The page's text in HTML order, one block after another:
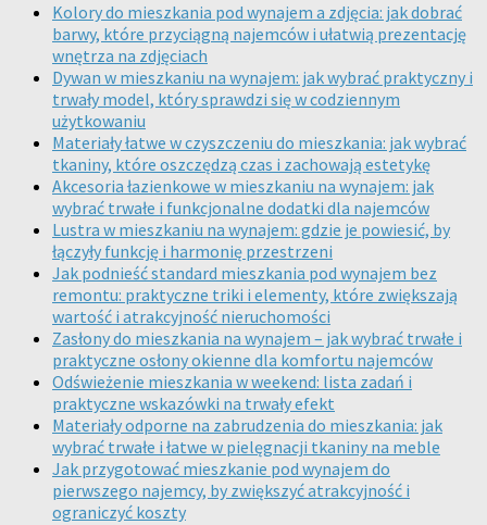
Kolory do mieszkania pod wynajem a zdjęcia: jak dobrać
barwy, które przyciągną najemców i ułatwią prezentację
wnętrza na zdjęciach
Dywan w mieszkaniu na wynajem: jak wybrać praktyczny i
trwały model, który sprawdzi się w codziennym
użytkowaniu
Materiały łatwe w czyszczeniu do mieszkania: jak wybrać
tkaniny, które oszczędzą czas i zachowają estetykę
Akcesoria łazienkowe w mieszkaniu na wynajem: jak
wybrać trwałe i funkcjonalne dodatki dla najemców
Lustra w mieszkaniu na wynajem: gdzie je powiesić, by
łączyły funkcję i harmonię przestrzeni
Jak podnieść standard mieszkania pod wynajem bez
remontu: praktyczne triki i elementy, które zwiększają
wartość i atrakcyjność nieruchomości
Zasłony do mieszkania na wynajem – jak wybrać trwałe i
praktyczne osłony okienne dla komfortu najemców
Odświeżenie mieszkania w weekend: lista zadań i
praktyczne wskazówki na trwały efekt
Materiały odporne na zabrudzenia do mieszkania: jak
wybrać trwałe i łatwe w pielęgnacji tkaniny na meble
Jak przygotować mieszkanie pod wynajem do
pierwszego najemcy, by zwiększyć atrakcyjność i
ograniczyć koszty